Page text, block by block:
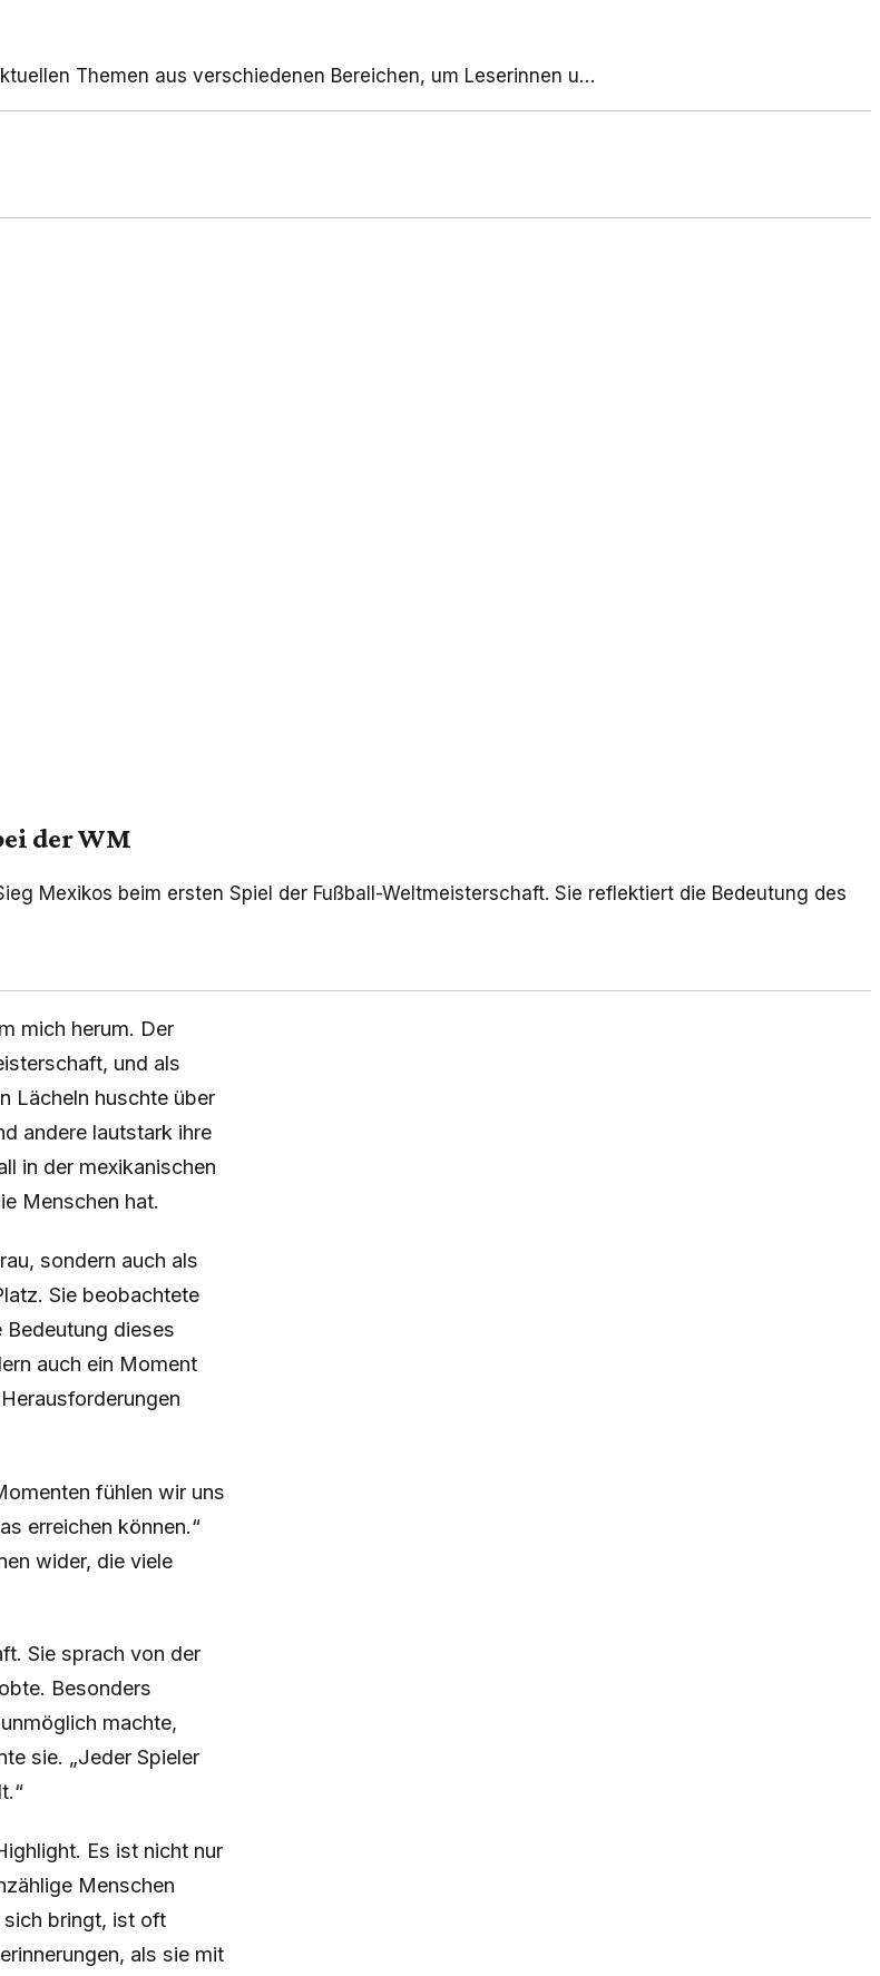
Themen aus verschiedenen Bereichen, um Leserinnen u…
der WM
Mexikos beim ersten Spiel der Fußball-Weltmeisterschaft. Sie reflektiert die Bedeutung des
mich herum. Der
und als
Lächeln huschte über
andere lautstark ihre
in der mexikanischen
Menschen hat.
sondern auch als
Sie beobachtete
dieses
auch ein Moment
fühlen wir uns
erreichen können.“
wider, die viele
Sie sprach von der
Besonders
machte,
sie. „Jeder Spieler
Es ist nicht nur
Menschen
sich bringt, ist oft
als sie mit